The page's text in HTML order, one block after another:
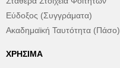
Εύδοξος (Συγγράματα)
Ακαδημαϊκή Ταυτότητα (Πάσο)
ΧΡΉΣΙΜΑ